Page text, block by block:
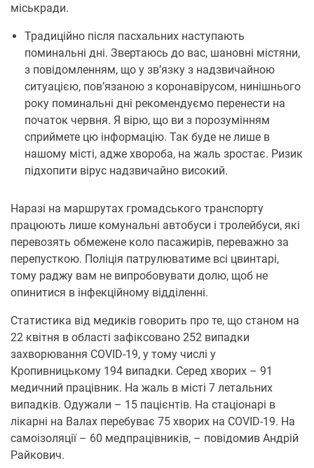
міськради.
Традиційно після пасхальних наступають
поминальні дні. Звертаюсь до вас, шановні містяни,
з повідомленням, що у зв’язку з надзвичайною
ситуацією, пов’язаною з коронавірусом, нинішнього
року поминальні дні рекомендуємо перенести на
початок червня. Я вірю, що ви з порозумінням
сприймете цю інформацію. Так буде не лише в
нашому місті, адже хвороба, на жаль зростає. Ризик
підхопити вірус надзвичайно високий.
Наразі на маршрутах громадського транспорту
працюють лише комунальні автобуси і тролейбуси, які
перевозять обмежене коло пасажирів, переважно за
перепусткою. Поліція патрулюватиме всі цвинтарі,
тому раджу вам не випробовувати долю, щоб не
опинитися в інфекційному відділенні.
Cтатистика від медиків говорить про те, що станом на
22 квітня в області зафіксовано 252 випадки
захворювання COVID-19, у тому числі у
Кропивницькому 194 випадки. Серед хворих – 91
медичний працівник. На жаль в місті 7 летальних
випадків. Одужали – 15 пацієнтів. На стаціонарі в
лікарні на Валах перебуває 75 хворих на COVID-19. На
самоізоляції – 60 медпрацівників, – повідомив Андрій
Райкович.